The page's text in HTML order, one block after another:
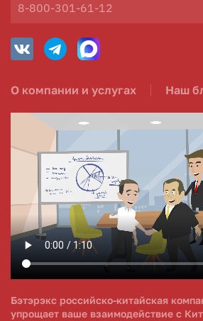
8-800-301-61-12
О компании и услугах Наш
Бэтэрэкс российско-китайская
упрощает ваше взаимодействие с